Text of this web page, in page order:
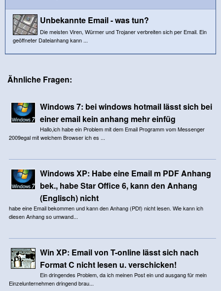
Unbekannte Email - was tun?
Die meisten Viren, Würmer und Trojaner verbreiten sich per Email. Ein
geöffneter Dateianhang kann ...
Ähnliche Fragen:
Windows 7: bei windows hotmail lässt sich bei
einer email kein anhang mehr einfüg
Hallo,ich habe ein Problem mit dem Email Programm vom Messenger
2009egal mit welchem Browser ich es ...
Windows XP: Habe eine Email m PDF Anhang
bek., habe Star Office 6, kann den Anhang
(Englisch) nicht
habe eine Email bekommen und kann den Anhang (PDf) nicht lesen. Wie kann ich
diesen Anhang so umwand...
Win XP: Email von T-online lässt sich nach
Format C nicht lesen u. verschicken!
Ein dringendes Problem, da ich meinen Post ein und ausgang für mein
Einzelunternehmen dringend brau...